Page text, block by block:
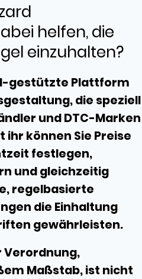
helfen, die
einzuhalten?
gestützte Plattform
die speziell
und DTC-Marken
können Sie Preise
festlegen,
und gleichzeitig
regelbasierte
die Einhaltung
gewährleisten.
Verordnung,
Maßstab, ist nicht